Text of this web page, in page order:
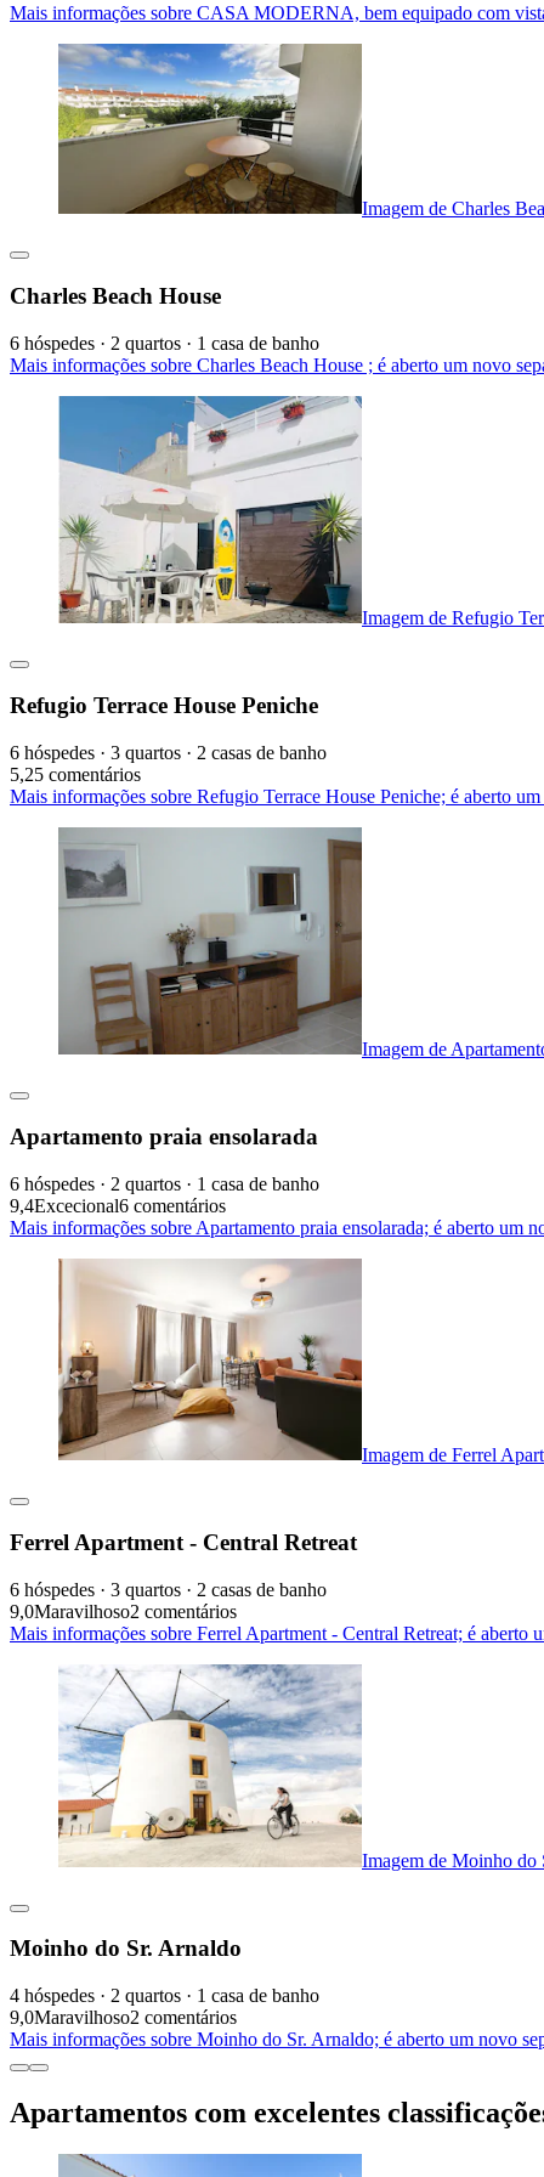
Mais informações sobre CASA MODERNA, bem equipado com
Imagem de Charles
Charles Beach House
6 hóspedes · 2 quartos · 1 casa de banho
Mais informações sobre Charles Beach House ; é aberto um novo
Imagem de Refugio
Refugio Terrace House Peniche
6 hóspedes · 3 quartos · 2 casas de banho
5,25 comentários
Mais informações sobre Refugio Terrace House Peniche; é aberto
Imagem de
Apartamento praia ensolarada
6 hóspedes · 2 quartos · 1 casa de banho
9,4Excecional6 comentários
Mais informações sobre Apartamento praia ensolarada; é aberto um
Imagem de Ferrel
Ferrel Apartment - Central Retreat
6 hóspedes · 3 quartos · 2 casas de banho
9,0Maravilhoso2 comentários
Mais informações sobre Ferrel Apartment - Central Retreat; é aberto
Imagem de Moinho do
Moinho do Sr. Arnaldo
4 hóspedes · 2 quartos · 1 casa de banho
9,0Maravilhoso2 comentários
Mais informações sobre Moinho do Sr. Arnaldo; é aberto um novo
Apartamentos com excelentes